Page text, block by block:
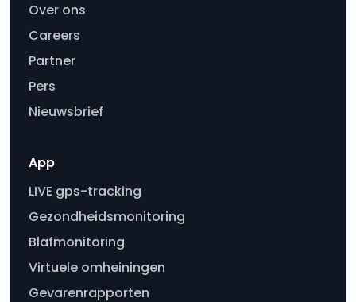
Over ons
Careers
Partner
Pers
Nieuwsbrief
App
LIVE gps-tracking
Gezondheidsmonitoring
Blafmonitoring
Virtuele omheiningen
Gevarenrapporten